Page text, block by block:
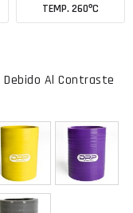
TEMP. 260ºC